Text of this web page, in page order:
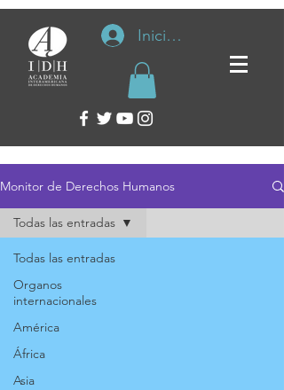
Iniciar sesión
Monitor de Derechos Humanos
Todas las entradas
Organos
internacionales
América
África
Asia
Todas las entradas